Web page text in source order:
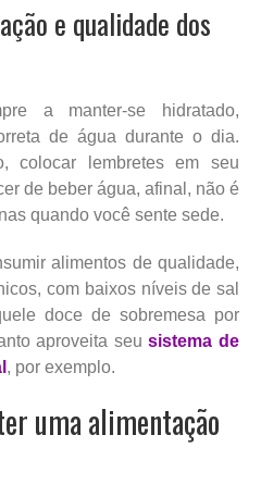
e qualidade dos
a manter-se hidratado,
de água durante o dia.
colocar lembretes em seu
de beber água, afinal, não é
quando você sente sede.
alimentos de qualidade,
com baixos níveis de sal
doce de sobremesa por
aproveita seusistema de
, por exemplo.
uma alimentação